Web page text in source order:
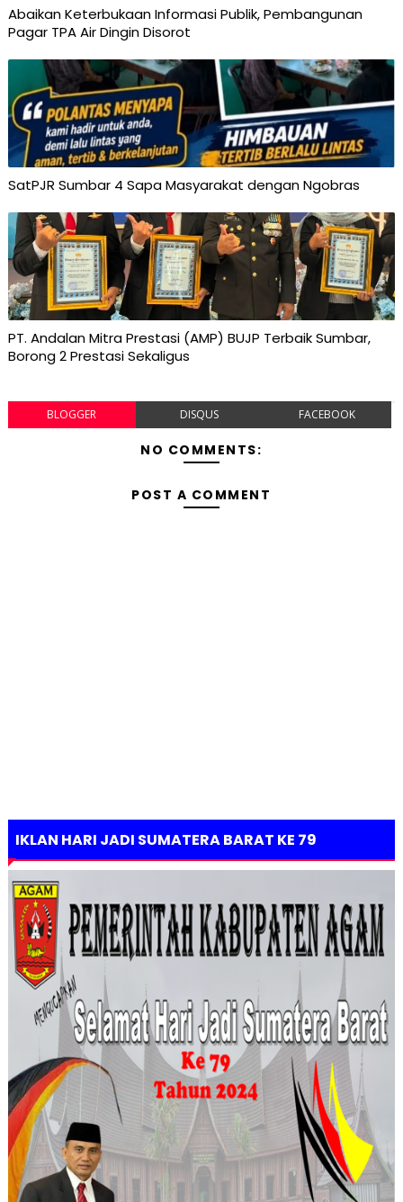
Abaikan Keterbukaan Informasi Publik, Pembangunan
Pagar TPA Air Dingin Disorot
SatPJR Sumbar 4 Sapa Masyarakat dengan Ngobras
PT. Andalan Mitra Prestasi (AMP) BUJP Terbaik Sumbar,
Borong 2 Prestasi Sekaligus
BLOGGER DISQUS FACEBOOK
NO COMMENTS:
POST A COMMENT
IKLAN HARI JADI SUMATERA BARAT KE 79